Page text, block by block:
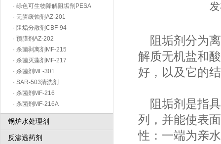
· 绿色可生物降解阻垢剂PESA
· 无膦缓蚀剂AZ-201
· 阻垢分散剂CBF-94
· 预膜剂AZ-202
· 杀菌剥离剂MF-215
· 杀菌灭藻剂MF-217
· 杀菌剂MF-301
· SAR-503清洗剂
· 杀菌剂MF-216
· 杀菌剂MF-216A
锅炉水处理剂
反渗透药剂
阻垢剂分为离
解质无机盐和
好，以及它的
阻垢剂是指具
列，并能使表
性：一端为亲